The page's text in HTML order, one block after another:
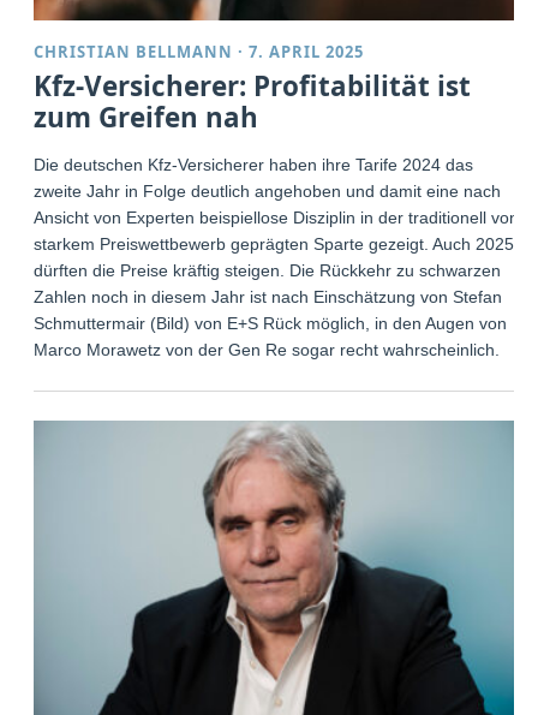
CHRISTIAN BELLMANN ·7. APRIL 2025
Kfz-Versicherer: Profitabilität ist
zum Greifen nah
Die deutschen Kfz-Versicherer haben ihre Tarife 2024 das
zweite Jahr in Folge deutlich angehoben und damit eine nach
Ansicht von Experten beispiellose Disziplin in der traditionell von
starkem Preiswettbewerb geprägten Sparte gezeigt. Auch 2025
dürften die Preise kräftig steigen. Die Rückkehr zu schwarzen
Zahlen noch in diesem Jahr ist nach Einschätzung von Stefan
Schmuttermair (Bild) von E+S Rück möglich, in den Augen von
Marco Morawetz von der Gen Re sogar recht wahrscheinlich.